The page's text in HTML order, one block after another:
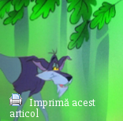
Imprimă acest
articol